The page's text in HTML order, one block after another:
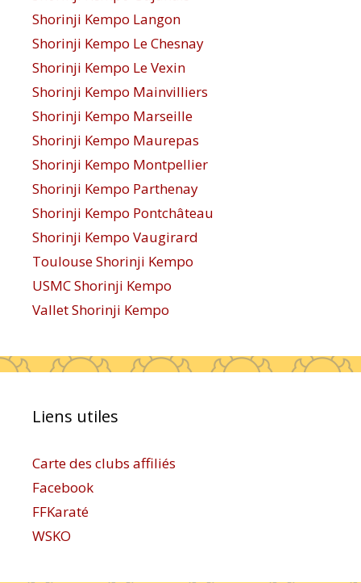
Shorinji Kempo Langon
Shorinji Kempo Le Chesnay
Shorinji Kempo Le Vexin
Shorinji Kempo Mainvilliers
Shorinji Kempo Marseille
Shorinji Kempo Maurepas
Shorinji Kempo Montpellier
Shorinji Kempo Parthenay
Shorinji Kempo Pontchâteau
Shorinji Kempo Vaugirard
Toulouse Shorinji Kempo
USMC Shorinji Kempo
Vallet Shorinji Kempo
Liens utiles
Carte des clubs affiliés
Facebook
FFKaraté
WSKO